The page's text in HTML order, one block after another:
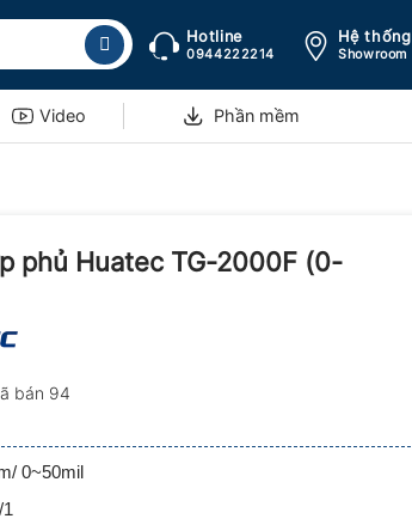
Hotline
0944222214
Hệ thống
Showroom
Video Phần mềm
phủ Huatec TG-2000F (0-
bán 94
0~50mil
1